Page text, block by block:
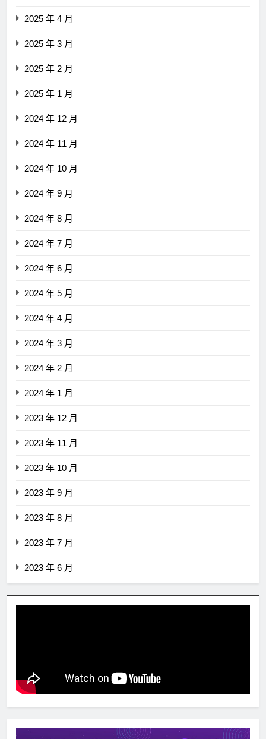
2025 年 4 月
2025 年 3 月
2025 年 2 月
2025 年 1 月
2024 年 12 月
2024 年 11 月
2024 年 10 月
2024 年 9 月
2024 年 8 月
2024 年 7 月
2024 年 6 月
2024 年 5 月
2024 年 4 月
2024 年 3 月
2024 年 2 月
2024 年 1 月
2023 年 12 月
2023 年 11 月
2023 年 10 月
2023 年 9 月
2023 年 8 月
2023 年 7 月
2023 年 6 月